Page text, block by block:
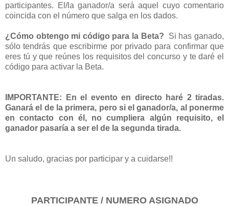
participantes. El/la ganador/a será aquel cuyo comentario
coincida con el número que salga en los dados.
¿Cómo obtengo mi código para la Beta? Si has ganado,
sólo tendrás que escribirme por privado para confirmar que
eres tú y que reúnes los requisitos del concurso y te daré el
código para activar la Beta.
IMPORTANTE: En el evento en directo haré 2 tiradas.
Ganará el de la primera, pero si el ganador/a, al ponerme
en contacto con él, no cumpliera algún requisito, el
ganador pasaría a ser el de la segunda tirada.
Un saludo, gracias por participar y a cuidarse!!
PARTICIPANTE / NUMERO ASIGNADO